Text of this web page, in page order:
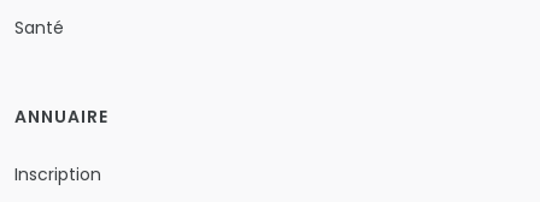
Santé
ANNUAIRE
Inscription